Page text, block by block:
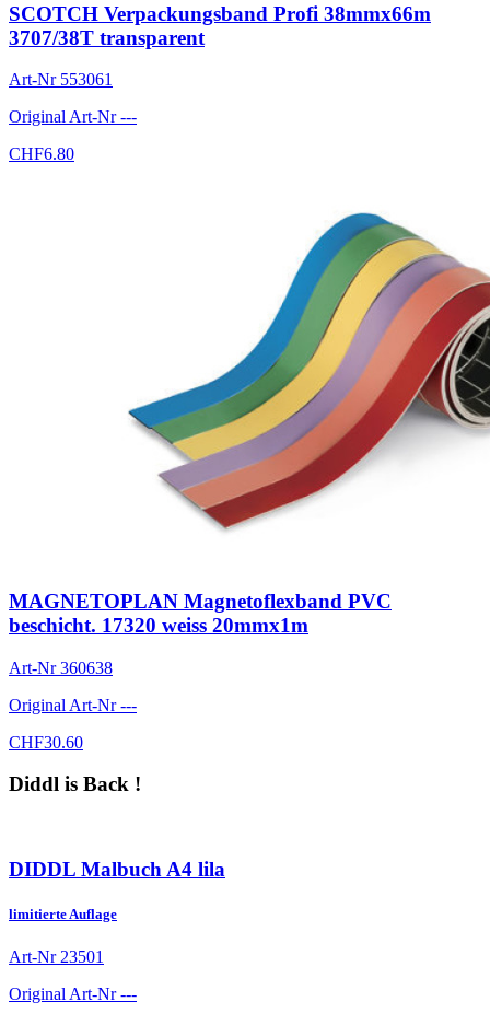
SCOTCH Verpackungsband Profi 38mmx66m
3707/38T transparent
Art-Nr 553061
Original Art-Nr---
CHF6.80
MAGNETOPLAN Magnetoflexband PVC
beschicht. 17320 weiss 20mmx1m
Art-Nr360638
Original Art-Nr---
CHF30.60
Diddl is Back !
DIDDL Malbuch A4 lila
limitierte Auflage
Art-Nr 23501
Original Art-Nr---